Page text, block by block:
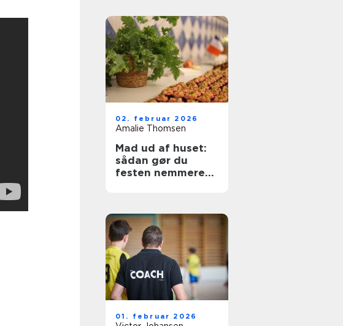
02. februar 2026
Amalie Thomsen
Mad ud af huset:
sådan gør du
festen nemmere
01. februar 2026